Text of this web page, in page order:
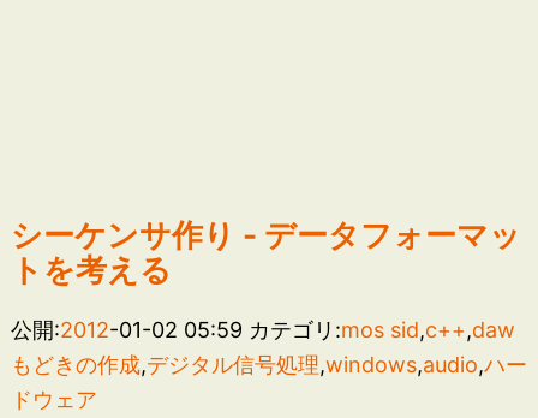
シーケンサ作り - データフォーマッ
トを考える
公開:2012-01-02 05:59 カテゴリ:mos sid,c++,daw
もどきの作成,デジタル信号処理,windows,audio,ハー
ドウェア